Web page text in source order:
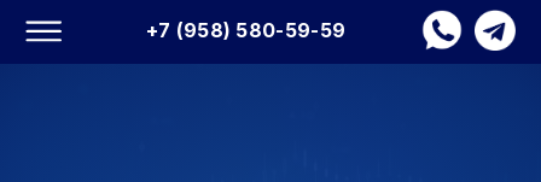
+7 (958) 580-59-59